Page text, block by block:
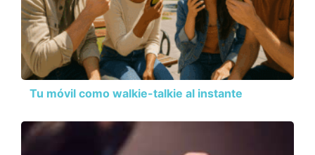
Tu móvil como walkie-talkie al instante